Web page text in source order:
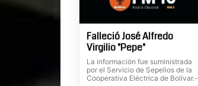
Falleció José Alfredo
Virgilio "Pepe"
La información fue suministrada
por el Servicio de Sepelios de la
Cooperativa Eléctrica de Bolívar.-